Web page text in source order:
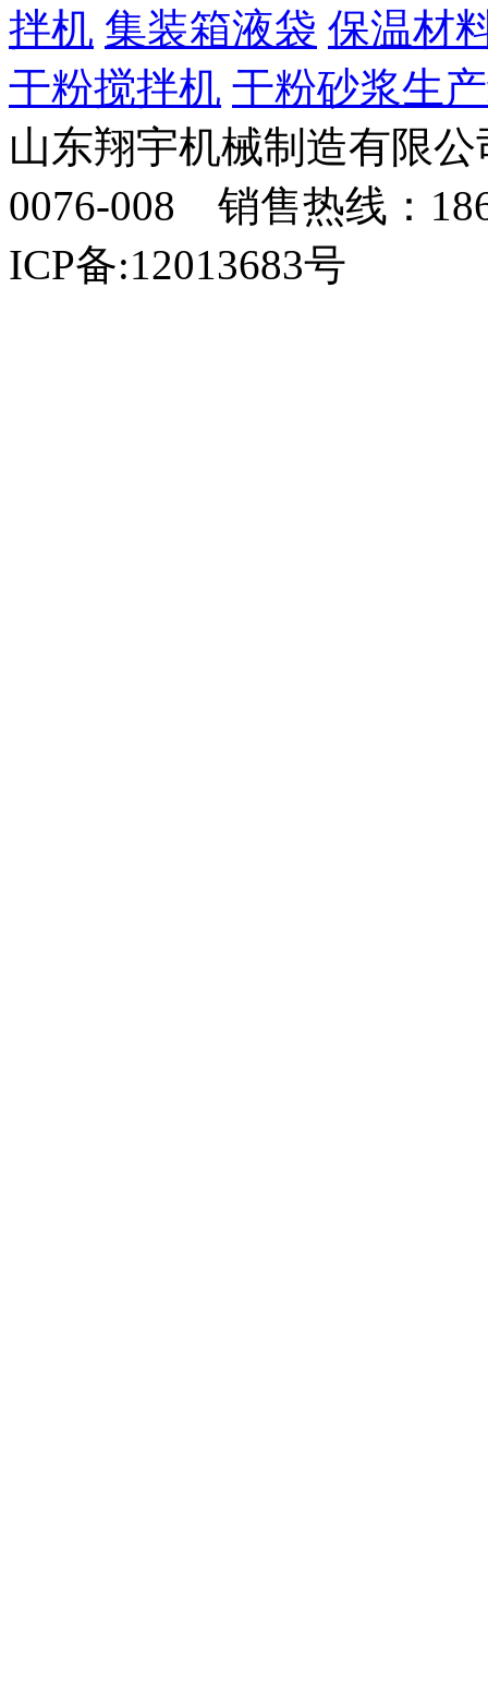
拌机 集装箱液袋 保温材
干粉搅拌机 干粉砂浆生
山东翔宇机械制造有限
0076-008 销售热线：
ICP备:12013683号